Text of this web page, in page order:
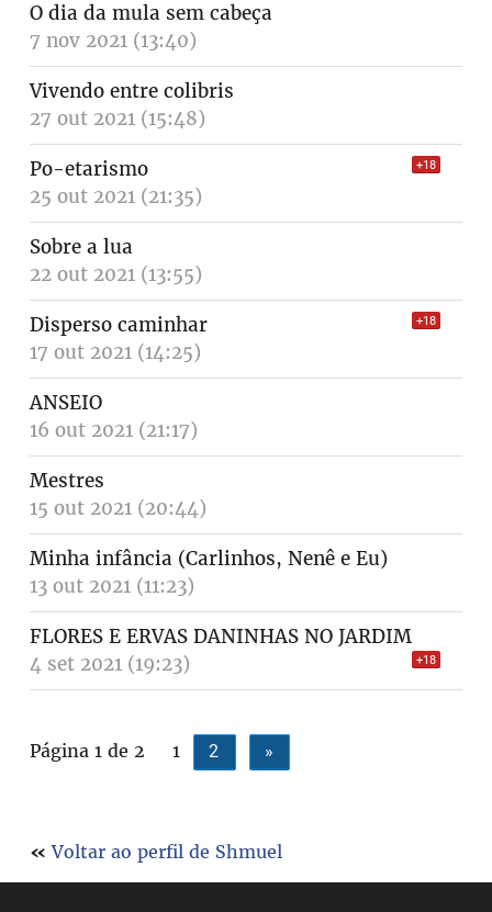
O dia da mula sem cabeça
7 nov 2021 (13:40)
Vivendo entre colibris
27 out 2021 (15:48)
Po-etarismo +18
25 out 2021 (21:35)
Sobre a lua
22 out 2021 (13:55)
Disperso caminhar +18
17 out 2021 (14:25)
ANSEIO
16 out 2021 (21:17)
Mestres
15 out 2021 (20:44)
Minha infância (Carlinhos, Nenê e Eu)
13 out 2021 (11:23)
FLORES E ERVAS DANINHAS NO JARDIM
+18
4 set 2021 (19:23)
Página 1 de 2 1 2 »
« Voltar ao perfil de Shmuel